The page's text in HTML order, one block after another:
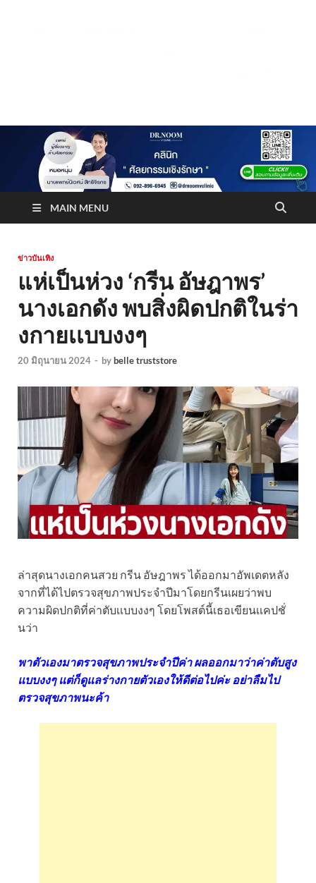
Truststoreonline
MAIN MENU
ข่าวบันเทิง
แห่เป็นห่วง ‘กรีน อัษฎาพร’
นางเอกดัง พบสิ่งผิดปกติในร่า
งกายเเบบงงๆ
20 มิถุนายน 2024 - bybelle truststore
ล่าสุดนางเอกคนสวย กรีน อัษฎาพร ได้ออกมาอัพเดตหลัง
จากที่ได้ไปตรวจสุขภาพประจำปีมาโดยกรีนเผยว่าพบ
ความผิดปกติที่ค่าตับเเบบงงๆ โดยโพสต์นี้เธอเขียนเเคปชั่
นว่า
พาตัวเองมาตรวจสุขภาพประจำปีค่า ผลออกมาว่าค่าตับสูง
แบบงงๆ แต่ก็ดูแลร่างกายตัวเองให้ดีต่อไปค่ะ อย่าลืมไป
ตรวจสุขภาพนะค้า